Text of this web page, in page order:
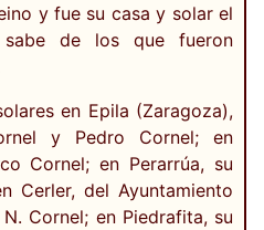
y fue su casa y solar el
de los que fueron
en Epila (Zaragoza),
y Pedro Cornel; en
Cornel; en Perarrúa, su
Cerler, del Ayuntamiento
Cornel; en Piedrafita, su